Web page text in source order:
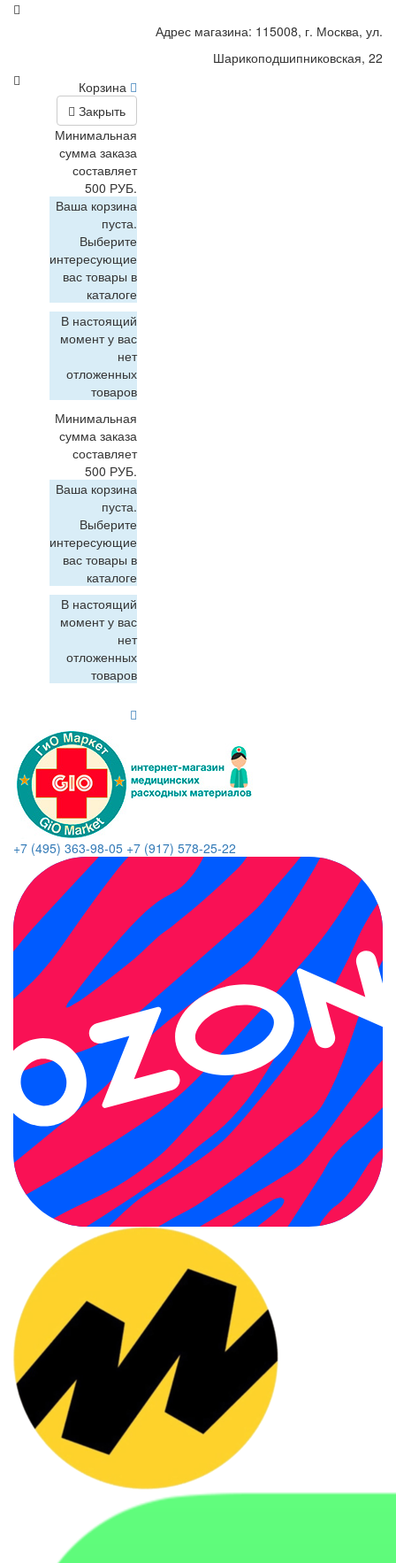
Адрес магазина: 115008, г. Москва, ул.
Шарикоподшипниковская, 22
Корзина
Закрыть
Минимальная
сумма заказа
составляет
500 РУБ.
Ваша корзина
пуста.
Выберите
интересующие
вас товары в
каталоге
В настоящий
момент у вас
нет
отложенных
товаров
Минимальная
сумма заказа
составляет
500 РУБ.
Ваша корзина
пуста.
Выберите
интересующие
вас товары в
каталоге
В настоящий
момент у вас
нет
отложенных
товаров
+7 (495) 363-98-05 +7 (917) 578-25-22